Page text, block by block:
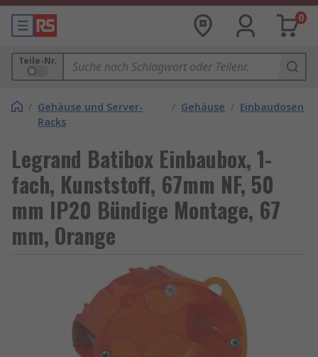
0
Teile-Nr.
/ Gehäuse und Server-
Racks
/ Gehäuse / Einbaudosen
Legrand Batibox Einbaubox, 1-
fach, Kunststoff, 67mm NF, 50
mm IP20 Bündige Montage, 67
mm, Orange